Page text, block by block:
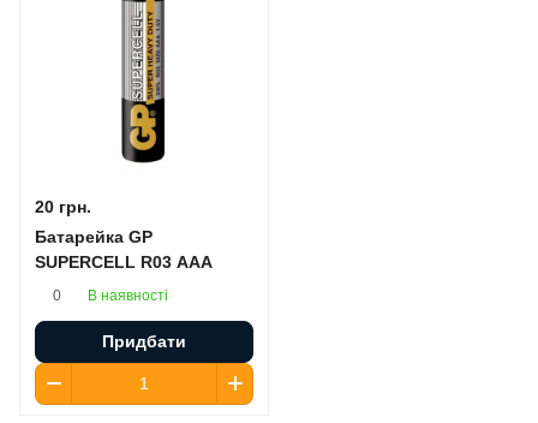
20 грн.
Батарейка GP
SUPERCELL R03 AAA
0 В наявності
Придбати